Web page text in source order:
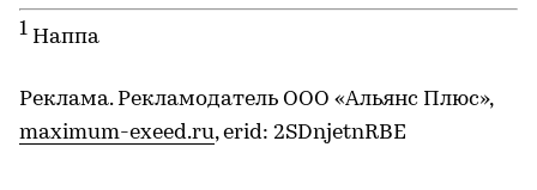
1 Наппа
Реклама. Рекламодатель ООО «Альянс Плюс»,
maximum-exeed.ru, erid: 2SDnjetnRBE